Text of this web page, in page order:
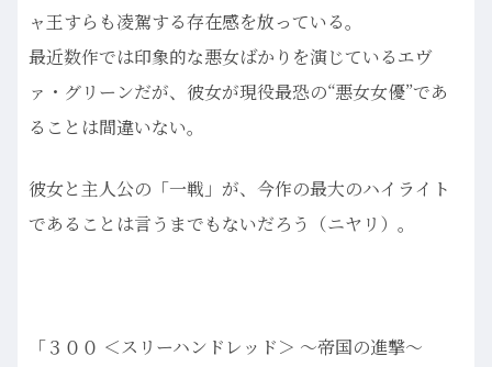
ャ王すらも凌駕する存在感を放っている。
最近数作では印象的な悪女ばかりを演じているエヴ
ァ・グリーンだが、彼女が現役最恐の“悪女女優”であ
ることは間違いない。
彼女と主人公の「一戦」が、今作の最大のハイライト
であることは言うまでもないだろう（ニヤリ）。
「３００ ＜スリーハンドレッド＞ ～帝国の進撃～